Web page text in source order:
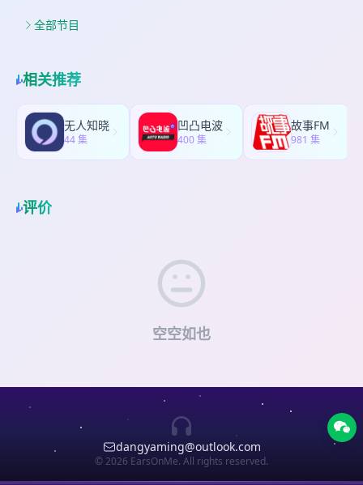
47:06 目前自媒体的收入状况？ 47:38 如何确定自
媒体人设？ 49:26 什么内容是爆款？ 53:00 播客对
你而言意味着什么？ 53:42 推荐3期影响最大的播客
单集 -BGM- 《in my head》—— 落日飞车 -听友
群- 请添加小助手微信：azgcxzs入群，注明加群原
因+喜欢哪期节目 -联系主播- 小红书：i不i都是阿
间？ 1、做好效率管理 2、选择适合的充能方式 3、
1、目标的可视化管理 2、做理想拆分 3、顺其自然
的状态 1:07:52 给害怕被体制困住的听众建议？
———— 最后想给大家推荐一下【生财有术】社
群。 生财有术，可以说是国内关于赚钱主题里最大
这么多！ ———— 薅羊毛时间到！微信内扫描上方
二维码可以领取社群的【3天免费体验卡】，进入原
价2000多的付费社群里免费学习3天，获取近6个月
以加入9月份的【航海计划】，由官方手把手带领进
Del Rey -听友群- 请添加小助手微信：azgcxzs入
群，注明加群原因+喜欢哪期节目 -联系主播- 小红
书：i不i都是阿May450135987@qq.com
（合作，
投稿，嘉宾自荐）
生的快问快答 2:17 换过3份体制内工作 5:10 适合自
道 -副业- 11:51 4份副业的情况与收入占比 18:15 副
业考虑的因素排序？ 23:07 探索副业路上踩过的
坑？ 29:30 体制内朋友们丰富多彩的副业情况
32:23 未来打算探索哪些其他副业？ 38:00 INFP通
用户。 在生财有术社群里，不仅可以学习社群用户
分享的真实项目经验，还能和其他用户在资源上互
通有无、共同搞事。 被邀请体验仅仅几天，我对于
赚钱的理解窗口被大大打开，原来赚钱的野路子可
以这么多！ ———— 薅羊毛时间到！微信内扫描上
方二维码可以领取社群的【3天免费体验卡】，进入
可以加入9月份的【航海计划】，由官方手把手带领
进行实战项目，快速获取能赚钱的真实经验，做到
以终为始。 -bgm- 《pico birds》-三宅純 《On
Melancholy Hill》-Gorillaz -听友群- 请添加小助手
微信：azgcxzs入群，注明加群原因+喜欢哪期节目
-联系主播- 小红书：i不i都是阿May
对图书馆事业编和健身感兴趣的朋友们收听~ <时间
戳> 01:15 晨晨自我介绍 -图书馆- 03:16 现在的图书
馆都不太喜欢招图书馆专业了？ 05:04 图书馆在编
的真实工作内容 09:37 工作中想吐槽的事情 10:47
图书馆工作的“好与坏” 15:51 图书馆工作适合什么样
的人？ 16:39 单位允许做副业吗？ -健身- 17:30 美
《first love》——宇多田光 -听友群- 请添加小助手
微信：azgcxzs入群，注明加群原因+喜欢哪期节目
-联系主播- 小红书：i不i都是阿May
全部节目
相关推荐
无人知晓
44 集
凹凸电波
400 集
故事FM
981 集
评价
空空如也
dangyaming@outlook.com
© 2026 EarsOnMe. All rights reserved.